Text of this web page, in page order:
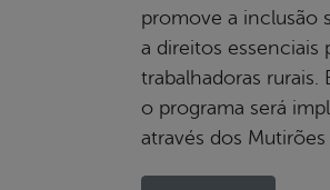
promove a inclusão
a direitos essenciais
trabalhadoras rurais.
o programa será
através dos Mutirões